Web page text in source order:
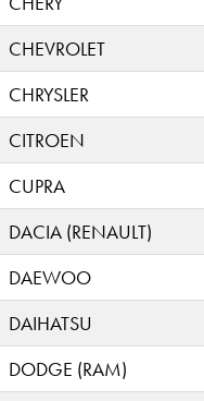
CHEVROLET
CHRYSLER
CITROEN
CUPRA
DACIA (RENAULT)
DAEWOO
DAIHATSU
DODGE (RAM)